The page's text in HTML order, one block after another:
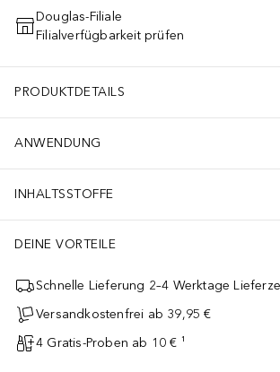
IN DEN WARENKORB
Douglas-Filiale
Filialverfügbarkeit prüfen
PRODUKTDETAILS
ANWENDUNG
INHALTSSTOFFE
DEINE VORTEILE
Schnelle Lieferung 2–4 Werktage
Versandkostenfrei ab 39,95 €
4 Gratis-Proben ab 10 € ¹